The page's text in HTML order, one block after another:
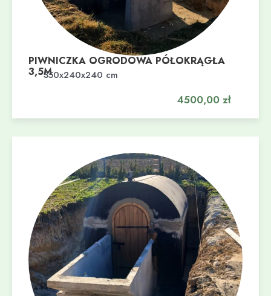
PIWNICZKA OGRODOWA PÓŁOKRĄGŁA
3,5M350x240x240 cm
4500,00 zł
Dodaj do koszyka